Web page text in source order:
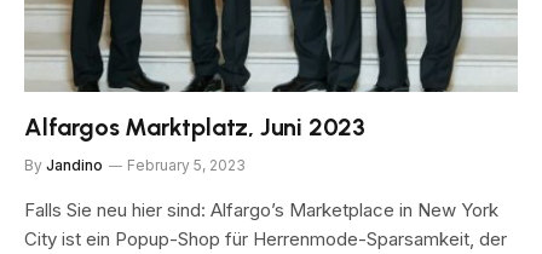
Alfargos Marktplatz, Juni 2023
By Jandino February 5, 2023
Falls Sie neu hier sind: Alfargo’s Marketplace in New York
City ist ein Popup-Shop für Herrenmode-Sparsamkeit, der